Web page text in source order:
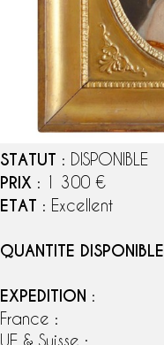
STATUT : DISPONIBLE
PRIX : 1 300 €
ETAT : Excellent
QUANTITE DISPONIBLE
EXPEDITION :
France :
UE & Suisse :